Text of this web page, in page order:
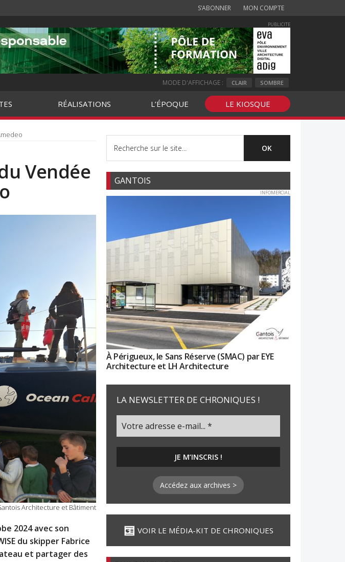
S’ABONNER MON COMPTE
PUBLICITE
MODE D'AFFICHAGE : CLAIR SOMBRE
RÉALISATIONS L’ÉPOQUE LE KIOSQUE
Vendée
Architecture et Bâtiment
2024 avec son
du skipper Fabrice
et partager des
GANTOIS
INFOMERCIAL
À Périgueux, le Sans Réserve (SMAC) par EYE
Architecture et LH Architecture
LA NEWSLETTER DE CHRONIQUES !
Accédez aux archives >
VOIR LE MÉDIA-KIT DE CHRONIQUES